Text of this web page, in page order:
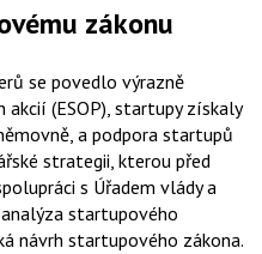
zákonu
se povedlo výrazně
(ESOP), startupy získaly
a podpora startupů
strategii, kterou před
s Úřadem vlády a
startupového
návrh startupového zákona.